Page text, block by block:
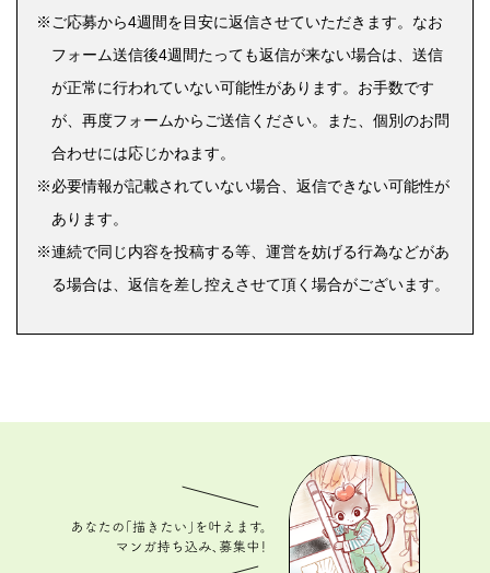
ご応募から4週間を目安に返信させていただきます。なお
フォーム送信後4週間たっても返信が来ない場合は、送信
が正常に行われていない可能性があります。お手数です
が、再度フォームからご送信ください。また、個別のお問
合わせには応じかねます。
必要情報が記載されていない場合、返信できない可能性が
あります。
連続で同じ内容を投稿する等、運営を妨げる行為などがあ
る場合は、返信を差し控えさせて頂く場合がございます。
あなたの「描きたい」を叶えます。 マンガ持ち込
み、募集中！